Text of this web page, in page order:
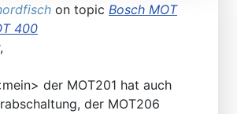
on topic Bosch MOT
400
der MOT201 hat auch
der MOT206